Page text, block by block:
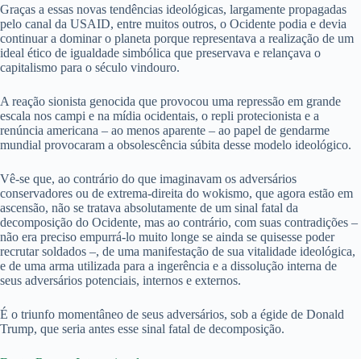
Graças a essas novas tendências ideológicas, largamente propagadas
pelo canal da USAID, entre muitos outros, o Ocidente podia e devia
continuar a dominar o planeta porque representava a realização de um
ideal ético de igualdade simbólica que preservava e relançava o
capitalismo para o século vindouro.
A reação sionista genocida que provocou uma repressão em grande
escala nos campi e na mídia ocidentais, o repli protecionista e a
renúncia americana – ao menos aparente – ao papel de gendarme
mundial provocaram a obsolescência súbita desse modelo ideológico.
Vê-se que, ao contrário do que imaginavam os adversários
conservadores ou de extrema-direita do wokismo, que agora estão em
ascensão, não se tratava absolutamente de um sinal fatal da
decomposição do Ocidente, mas ao contrário, com suas contradições –
não era preciso empurrá-lo muito longe se ainda se quisesse poder
recrutar soldados –, de uma manifestação de sua vitalidade ideológica,
e de uma arma utilizada para a ingerência e a dissolução interna de
seus adversários potenciais, internos e externos.
É o triunfo momentâneo de seus adversários, sob a égide de Donald
Trump, que seria antes esse sinal fatal de decomposição.